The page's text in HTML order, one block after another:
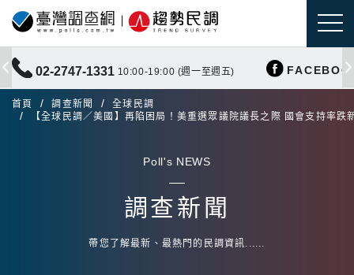
02-2747-1331 10:00-19:00 (週一至週五)
首頁 調查新聞
全球民調
【全球民調／美國】再陷困局！美重選眾議院議長之際 國會支持率跌
Poll's NEWS
調查新聞
帶您了解最新、最熱門的民調資訊......